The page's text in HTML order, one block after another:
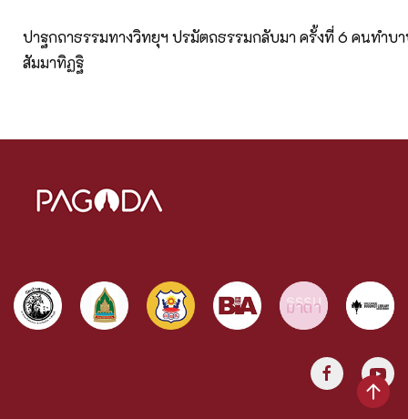
ปาฐกถาธรรมทางวิทยุฯ ปรมัตถธรรมกลับมา ครั้งที่ 6 คนทำบา
สัมมาทิฏฐิ